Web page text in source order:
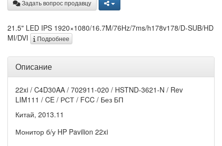
Задать вопрос продавцу
21.5" LED IPS 1920×1080/16.7M/76Hz/7ms/h178v178/D-SUB/HD
MI/DVI
Подробнее
Описание
22xi / C4D30AA / 702911-020 / HSTND-3621-N / Rev
LIM111 / CE / РСТ / FCC / Без БП
Китай, 2013.11
Монитор б/у HP Pavilion 22xi